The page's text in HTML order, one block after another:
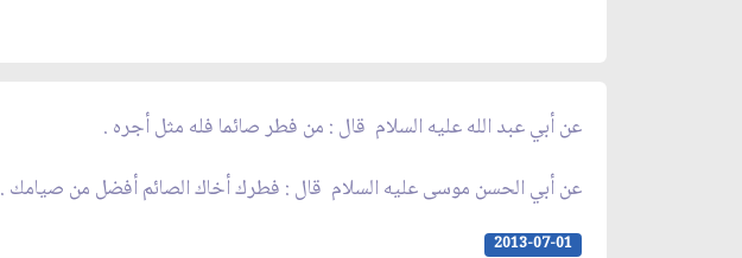
عن أبي عبد الله عليه السلام قال : من فطر صائما فله مثل أجره .
عن أبي الحسن موسى عليه السلام قال : فطرك أخاك الصائم أفضل من صيامك .
2013-07-01